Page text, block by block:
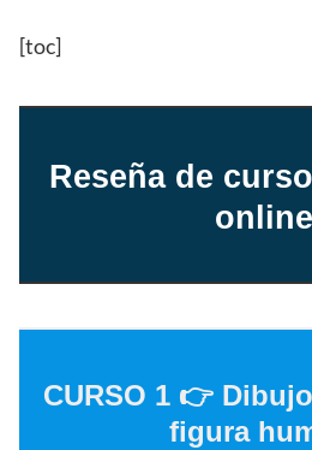
[toc]
Reseña de
CURSO 1 👉
figura